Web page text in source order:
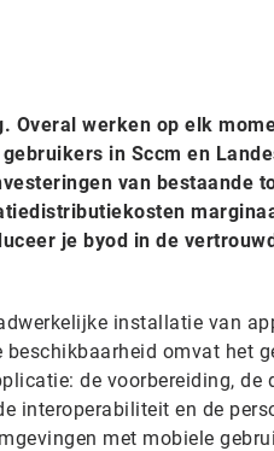
Overal werken op elk
in Sccm en
van bestaande
je byod in de
installatie van
omvat het
de voorbereiding, de
interoperabiliteit en de
met mobiele